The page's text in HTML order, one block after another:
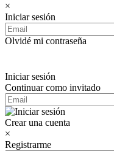
×
Iniciar sesión
Olvidé mi contraseña
Iniciar sesión
Continuar como invitado
Crear una cuenta
×
Registrarme